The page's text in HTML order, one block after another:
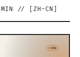
MIN // [ ZH-CN